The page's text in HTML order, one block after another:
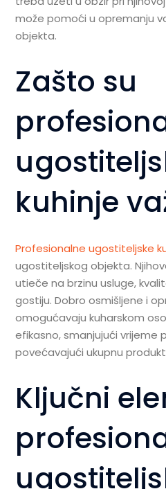
može pomoći u opremanju
objekta.
Zašto su
kuhinje
Profesionalne ugostiteljske
ugostiteljskog objekta.
utieče na brzinu usluge,
gostiju. Dobro osmišljene i
omogućavaju kuharskom
efikasno, smanjujući vrijeme
povećavajući ukupnu
Ključni